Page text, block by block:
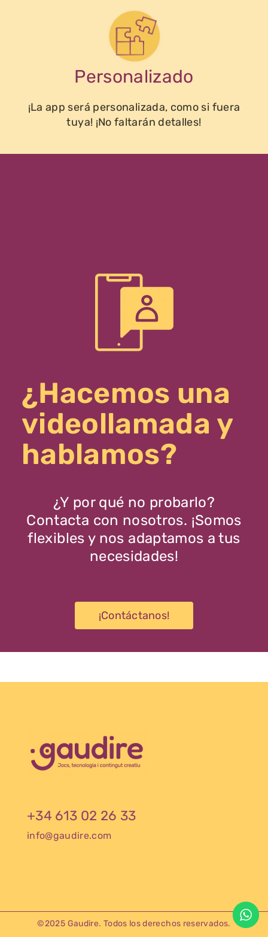
Personalizado
¡La app será personalizada, como si fuera
tuya! ¡No faltarán detalles!
¿Hacemos una
videollamada y
hablamos?
¿Y por qué no probarlo?
Contacta con nosotros. ¡Somos
flexibles y nos adaptamos a tus
necesidades!
¡Contáctanos!
+34 613 02 26 33
info@gaudire.com
©2025 Gaudire. Todos los derechos reservados.